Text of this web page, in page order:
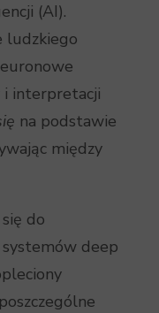
(AI).
ludzkiego
i interpretacji
na podstawie
między
do
deep